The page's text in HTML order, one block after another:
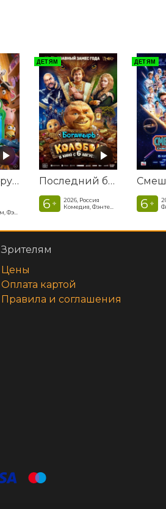
История игрушек 5
ДЕТЯМ
Последний богатырь. Колобок
6 +
2026, Россия
Комедия, Фэнтези, Приключения
ДЕТЯМ
6 +
Зрителям
Цены
Оплата картой
Правила и соглашения